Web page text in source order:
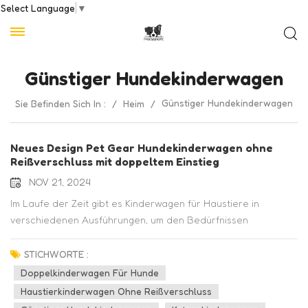
Select Language ▼
Günstiger Hundekinderwagen
Sie Befinden Sich In : / Heim / Günstiger Hundekinderwagen
Neues Design Pet Gear Hundekinderwagen ohne
Reißverschluss mit doppeltem Einstieg
NOV 21, 2024
Im Laufe der Zeit gibt es Kinderwagen für Haustiere in
verschiedenen Ausführungen, um den Bedürfnissen
verschiedener Haustiere gerecht zu werden. Heute möchte
ich einen neuen Typ von Haustierkinderwagen vorstellen, der
speziell für große Hunde entwickelt wurde. 1. Verbesserter
Komfort: Der vordere Reißverschluss wurde durch einen One-
Touch-Kunststoffriegel ersetzt, der die Bedienung erleichtert.
STICHWORTE :
Doppelkinderwagen Für Hunde
Haustierkinderwagen Ohne Reißverschluss